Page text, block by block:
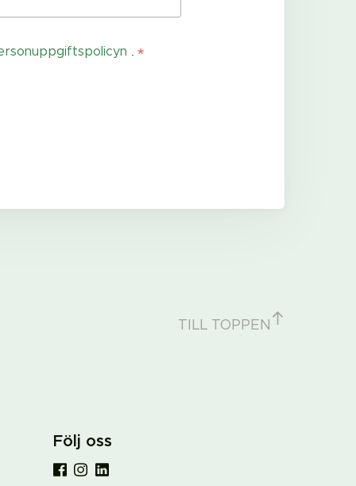
*
TILL TOPPEN
Följ oss